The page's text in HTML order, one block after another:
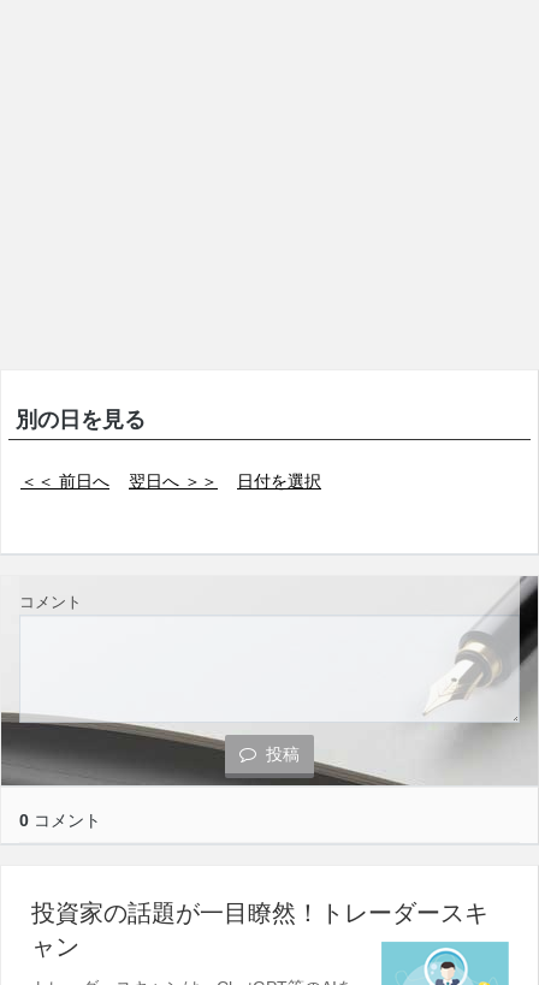
別の日を見る
＜＜ 前日へ 翌日へ ＞＞ 日付を選択
コメント
投稿
0 コメント
投資家の話題が一目瞭然！トレーダースキ
ャン